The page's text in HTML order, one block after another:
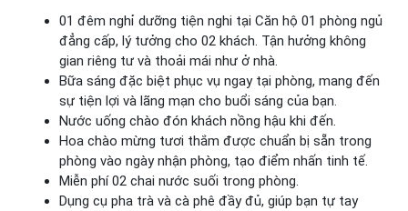
01 đêm nghỉ dưỡng tiện nghi tại Căn hộ 01 phòng ngủ
đẳng cấp, lý tưởng cho 02 khách. Tận hưởng không
gian riêng tư và thoải mái như ở nhà.
Bữa sáng đặc biệt phục vụ ngay tại phòng, mang đến
sự tiện lợi và lãng mạn cho buổi sáng của bạn.
Nước uống chào đón khách nồng hậu khi đến.
Hoa chào mừng tươi thắm được chuẩn bị sẵn trong
phòng vào ngày nhận phòng, tạo điểm nhấn tinh tế.
Miễn phí 02 chai nước suối trong phòng.
Dụng cụ pha trà và cà phê đầy đủ, giúp bạn tự tay